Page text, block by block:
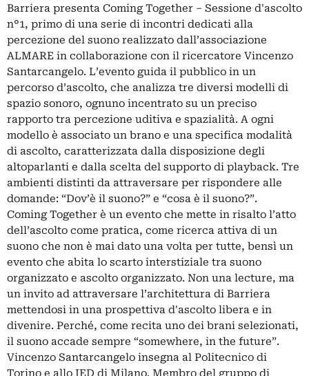
Barriera presenta Coming Together – Sessione d'ascolto
n°1, primo di una serie di incontri dedicati alla
percezione del suono realizzato dall’associazione
ALMARE in collaborazione con il ricercatore Vincenzo
Santarcangelo. L’evento guida il pubblico in un
percorso d’ascolto, che analizza tre diversi modelli di
spazio sonoro, ognuno incentrato su un preciso
rapporto tra percezione uditiva e spazialità. A ogni
modello è associato un brano e una specifica modalità
di ascolto, caratterizzata dalla disposizione degli
altoparlanti e dalla scelta del supporto di playback. Tre
ambienti distinti da attraversare per rispondere alle
domande: “Dov’è il suono?” e “cosa è il suono?”.
Coming Together è un evento che mette in risalto l’atto
dell’ascolto come pratica, come ricerca attiva di un
suono che non è mai dato una volta per tutte, bensì un
evento che abita lo scarto interstiziale tra suono
organizzato e ascolto organizzato. Non una lecture, ma
un invito ad attraversare l’architettura di Barriera
mettendosi in una prospettiva d'ascolto libera e in
divenire. Perché, come recita uno dei brani selezionati,
il suono accade sempre “somewhere, in the future”.
Vincenzo Santarcangelo insegna al Politecnico di
Torino e allo IED di Milano. Membro del gruppo di